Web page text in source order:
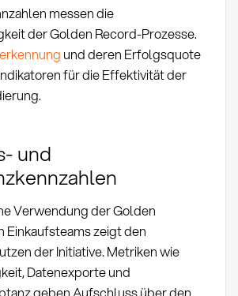
messen die
der Golden Record-Prozesse.
und deren Erfolgsquote
für die Effektivität der
und
Verwendung der Golden
Einkaufsteams zeigt den
der Initiative. Metriken wie
Datenexporte und
geben Aufschluss über den